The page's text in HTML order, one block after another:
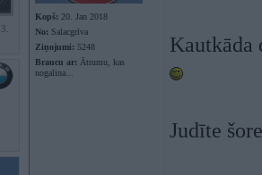
Kopš: 20. Jan 2018
No: Salacgrīva
Ziņojumi: 5248
Braucu ar: Ātrumu, kas
nogalina...
Kautkāda
Judīte